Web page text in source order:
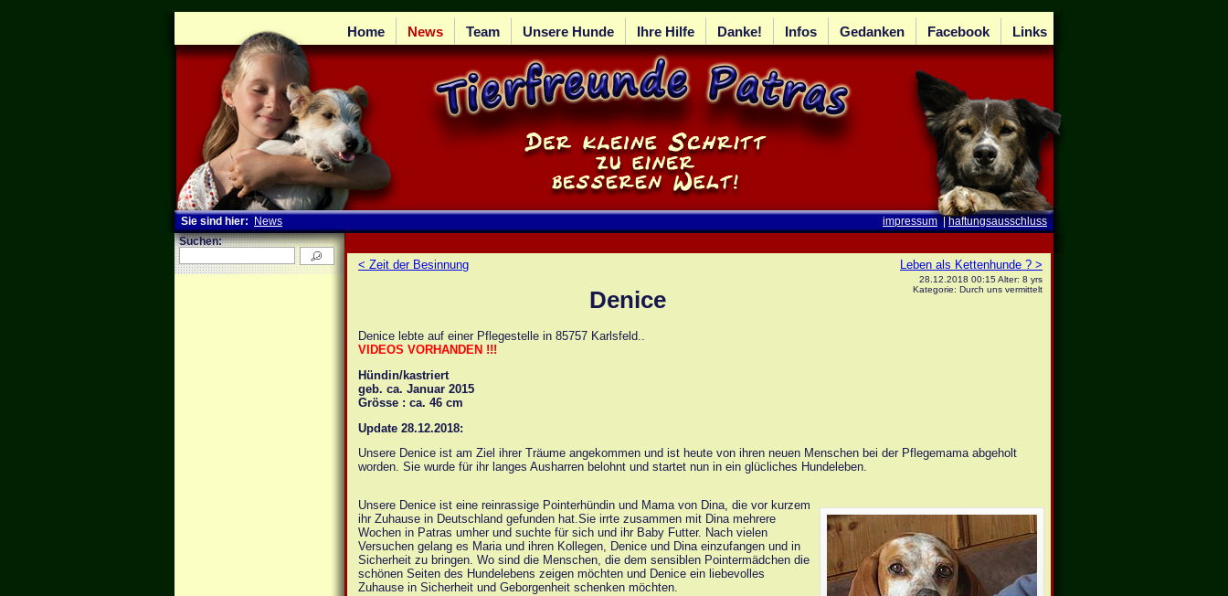
Home News Team Unsere Hunde Ihre Hilfe Danke! Infos Gedanken Facebook Links
Sie sind hier: News impressum|haftungsausschluss
Suchen:
Leben als Kettenhunde ? >
< Zeit der Besinnung
28.12.2018 00:15 Alter: 8 yrs
Kategorie: Durch uns vermittelt
Denice
Denice lebte auf einer Pflegestelle in 85757 Karlsfeld..
VIDEOS VORHANDEN !!!
Hündin/kastriert
geb. ca. Januar 2015
Grösse : ca. 46 cm
Update 28.12.2018:
Unsere Denice ist am Ziel ihrer Träume angekommen und ist heute von ihren neuen Menschen bei der Pflegemama abgeholt
worden. Sie wurde für ihr langes Ausharren belohnt und startet nun in ein glücliches Hundeleben.
Unsere Denice ist eine reinrassige Pointerhündin und Mama von Dina, die vor kurzem
ihr Zuhause in Deutschland gefunden hat.Sie irrte zusammen mit Dina mehrere
Wochen in Patras umher und suchte für sich und ihr Baby Futter. Nach vielen
Versuchen gelang es Maria und ihren Kollegen, Denice und Dina einzufangen und in
Sicherheit zu bringen. Wo sind die Menschen, die dem sensiblen Pointermädchen die
schönen Seiten des Hundelebens zeigen möchten und Denice ein liebevolles
Zuhause in Sicherheit und Geborgenheit schenken möchten.